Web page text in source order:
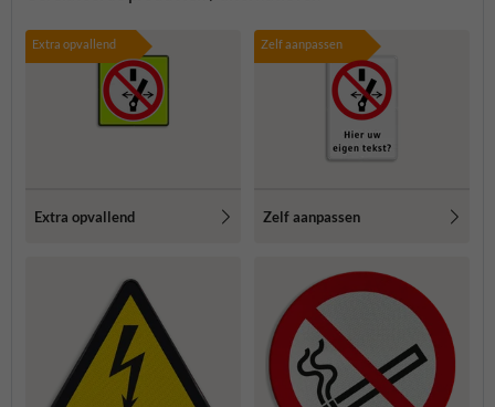
Extra opvallend
Extra opvallend
Zelf aanpassen
Zelf aanpassen